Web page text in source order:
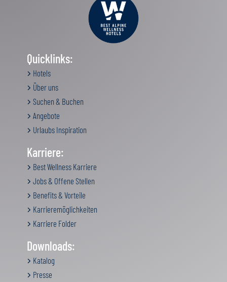
Quicklinks:
Hotels
Über uns
Suchen & Buchen
Angebote
Urlaubs Inspiration
Karriere:
Best Wellness Karriere
Jobs & Offene Stellen
Benefits & Vorteile
Karrieremöglichkeiten
Karriere Folder
Downloads:
Katalog
Presse